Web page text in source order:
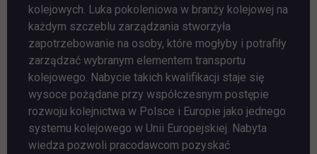
kolejowych. Luka pokoleniowa w branży kolejowej na
każdym szczeblu zarządzania stworzyła
zapotrzebowanie na osoby, które mogłyby i potrafiły
zarządzać wybranym elementem transportu
kolejowego. Nabycie takich kwalifikacji staje się
wysoce pożądane przy współczesnym postępie
rozwoju kolejnictwa w Polsce i Europie jako jednego
systemu kolejowego w Unii Europejskiej. Nabyta
wiedza pozwoli pracodawcom pozyskać